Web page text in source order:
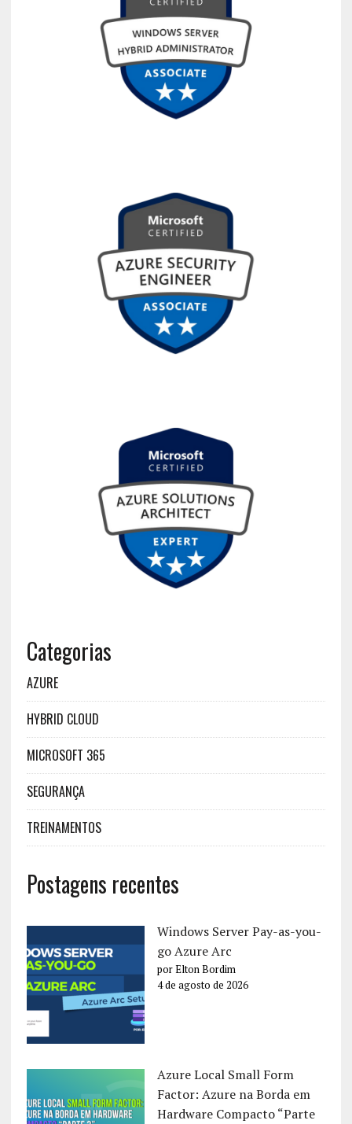
Categorias
AZURE
HYBRID CLOUD
MICROSOFT 365
SEGURANÇA
TREINAMENTOS
Postagens recentes
Windows Server Pay-as-you-
go Azure Arc
por Elton Bordim
4 de agosto de 2026
Azure Local Small Form
Factor: Azure na Borda em
Hardware Compacto “Parte